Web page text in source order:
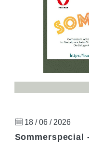
18 / 06 / 2026
Sommerspecial